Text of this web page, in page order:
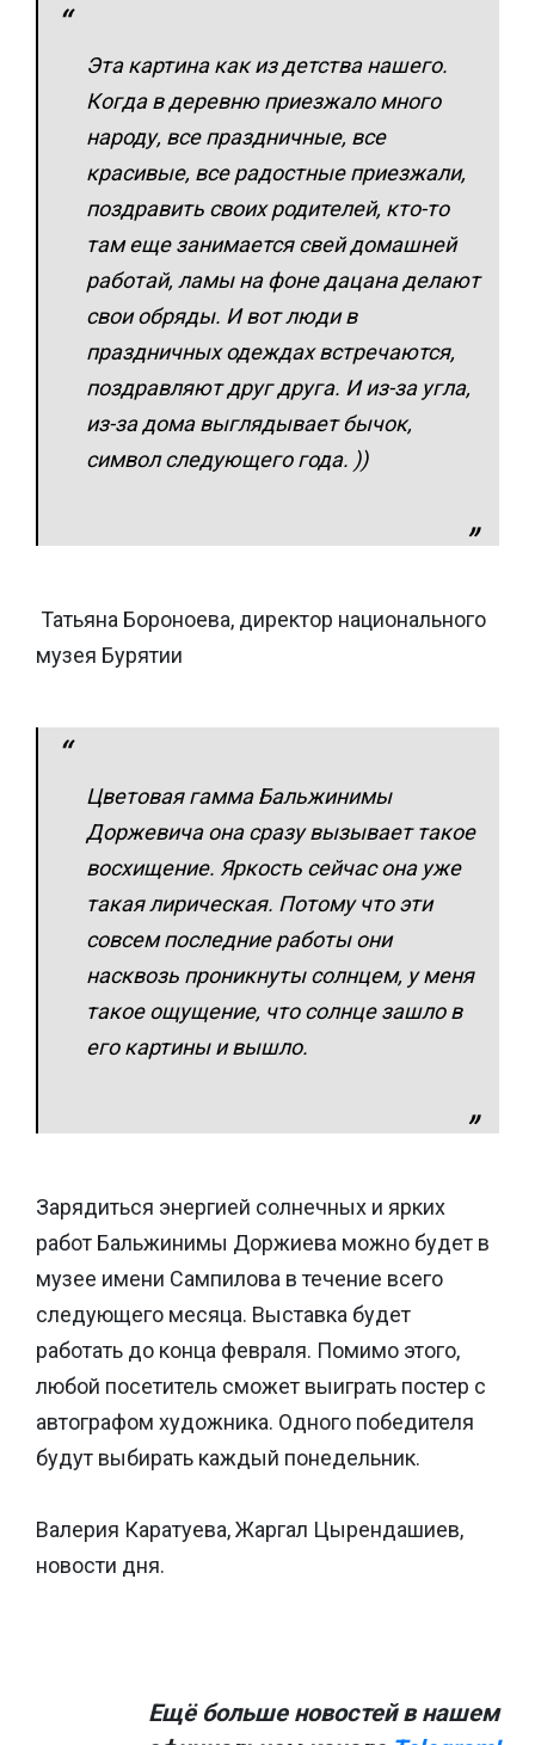
Эта картина как из детства нашего.
Когда в деревню приезжало много
народу, все праздничные, все
красивые, все радостные приезжали,
поздравить своих родителей, кто-то
там еще занимается свей домашней
работай, ламы на фоне дацана делают
свои обряды. И вот люди в
праздничных одеждах встречаются,
поздравляют друг друга. И из-за угла,
из-за дома выглядывает бычок,
символ следующего года. ))
Татьяна Бороноева, директор национального
музея Бурятии
Цветовая гамма Бальжинимы
Доржевича она сразу вызывает такое
восхищение. Яркость сейчас она уже
такая лирическая. Потому что эти
совсем последние работы они
насквозь проникнуты солнцем, у меня
такое ощущение, что солнце зашло в
его картины и вышло.
Зарядиться энергией солнечных и ярких
работ Бальжинимы Доржиева можно будет в
музее имени Сампилова в течение всего
следующего месяца. Выставка будет
работать до конца февраля. Помимо этого,
любой посетитель сможет выиграть постер с
автографом художника. Одного победителя
будут выбирать каждый понедельник.
Валерия Каратуева, Жаргал Цырендашиев,
новости дня.
Ещё больше новостей в нашем